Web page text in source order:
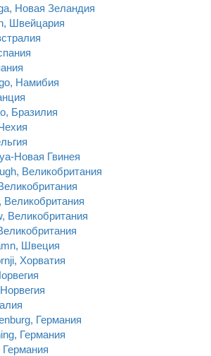
Новая Зеландия
Швейцария
Намибия
Бразилия
Новая Гвинея
Великобритания
Великобритания
Швеция
Хорватия
Германия
Германия